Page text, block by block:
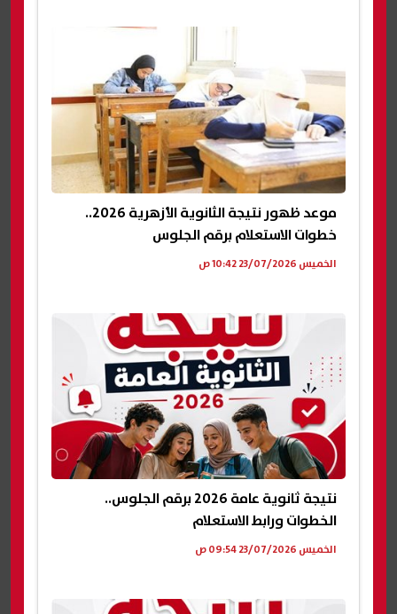
موعد ظهور نتيجة الثانوية الأزهرية 2026..
خطوات الاستعلام برقم الجلوس
الخميس 23/07/2026 10:42 ص
نتيجة ثانوية عامة 2026 برقم الجلوس..
الخطوات ورابط الاستعلام
الخميس 23/07/2026 09:54 ص